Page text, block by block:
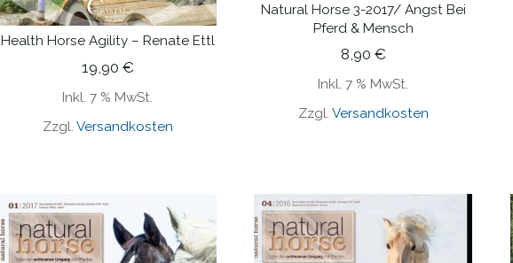
IN DEN WARENKORB
Health Horse Agility – Renate Ettl
19,90 €
Inkl. 7 % MwSt.
Zzgl. Versandkosten
IN DEN WARENKORB
Natural Horse 3-2017/ Angst Bei
Pferd & Mensch
8,90 €
Inkl. 7 % MwSt.
Zzgl. Versandkosten